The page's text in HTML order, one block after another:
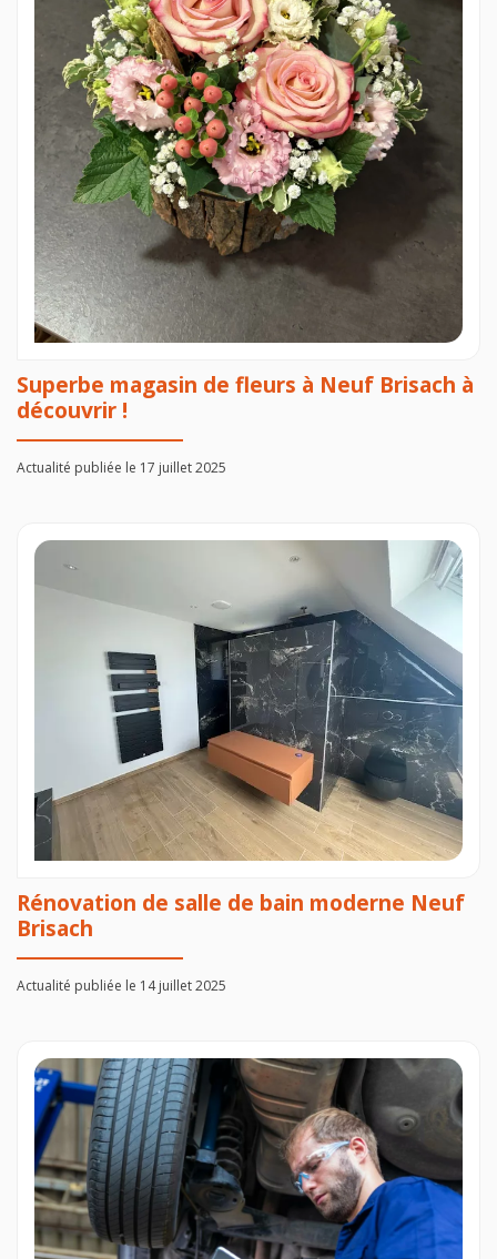
Superbe magasin de fleurs à Neuf Brisach à
découvrir !
Actualité publiée le 17 juillet 2025
Rénovation de salle de bain moderne Neuf
Brisach
Actualité publiée le 14 juillet 2025